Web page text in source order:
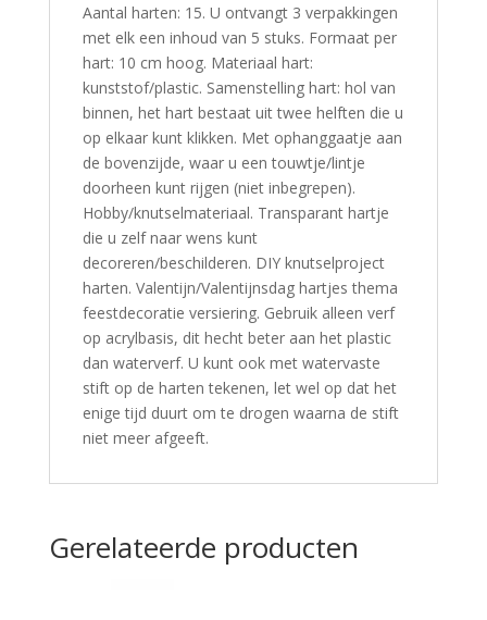
Aantal harten: 15. U ontvangt 3 verpakkingen
met elk een inhoud van 5 stuks. Formaat per
hart: 10 cm hoog. Materiaal hart:
kunststof/plastic. Samenstelling hart: hol van
binnen, het hart bestaat uit twee helften die u
op elkaar kunt klikken. Met ophanggaatje aan
de bovenzijde, waar u een touwtje/lintje
doorheen kunt rijgen (niet inbegrepen).
Hobby/knutselmateriaal. Transparant hartje
die u zelf naar wens kunt
decoreren/beschilderen. DIY knutselproject
harten. Valentijn/Valentijnsdag hartjes thema
feestdecoratie versiering. Gebruik alleen verf
op acrylbasis, dit hecht beter aan het plastic
dan waterverf. U kunt ook met watervaste
stift op de harten tekenen, let wel op dat het
enige tijd duurt om te drogen waarna de stift
niet meer afgeeft.
Gerelateerde producten